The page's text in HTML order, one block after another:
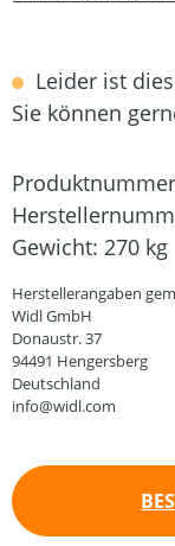
Leider ist
Sie können
Gewicht: 270 kg
Herstellerangaben
Widl GmbH
Donaustr. 37
94491 Hengersberg
Deutschland
info@widl.com